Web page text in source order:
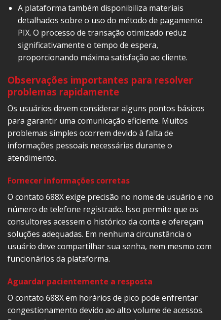
A plataforma também disponibiliza materiais
detalhados sobre o uso do método de pagamento
PIX. O processo de transação otimizado reduz
significativamente o tempo de espera,
proporcionando máxima satisfação ao cliente.
Observações importantes para resolver
problemas rapidamente
Os usuários devem considerar alguns pontos básicos
para garantir uma comunicação eficiente. Muitos
problemas simples ocorrem devido à falta de
informações pessoais necessárias durante o
atendimento.
Fornecer informações corretas
O contato 688X exige precisão no nome de usuário e no
número de telefone registrado. Isso permite que os
consultores acessem o histórico da conta e ofereçam
soluções adequadas. Em nenhuma circunstância o
usuário deve compartilhar sua senha, nem mesmo com
funcionários da plataforma.
Aguardar pacientemente a resposta
O contato 688X em horários de pico pode enfrentar
congestionamento devido ao alto volume de acessos.